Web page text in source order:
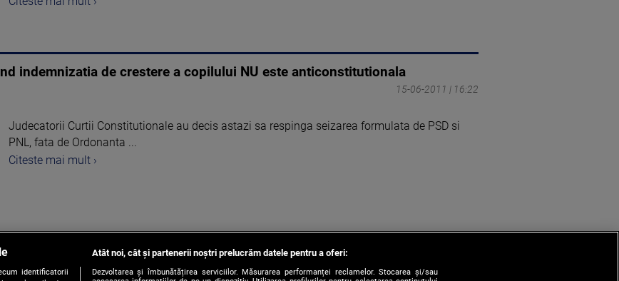
indemnizatia de crestere a copilului NU este anticonstitutionala
15-06-2011 | 16:22
Judecatorii Curtii Constitutionale au decis astazi sa respinga seizarea formulata de PSD si
PNL, fata de Ordonanta ...
Citeste mai mult ›
1
identificatorii
Atât noi, cât și partenerii noștri prelucrăm datele pentru a oferi:
Dezvoltarea și îmbunătățirea serviciilor. Măsurarea performanței reclamelor. Stocarea și/sau